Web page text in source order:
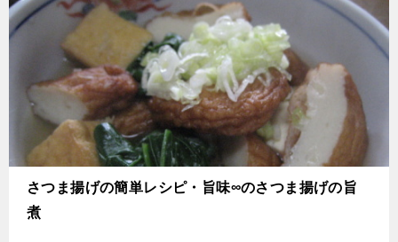
さつま揚げの簡単レシピ・旨味∞のさつま揚げの旨
煮